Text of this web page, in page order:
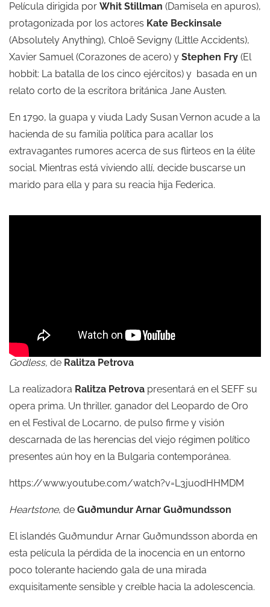
Película dirigida por Whit Stillman (Damisela en apuros),
protagonizada por los actores Kate Beckinsale
(Absolutely Anything), Chloë Sevigny (Little Accidents),
Xavier Samuel (Corazones de acero) y Stephen Fry (El
hobbit: La batalla de los cinco ejércitos) y basada en un
relato corto de la escritora británica Jane Austen.
En 1790, la guapa y viuda Lady Susan Vernon acude a la
hacienda de su familia política para acallar los
extravagantes rumores acerca de sus flirteos en la élite
social. Mientras está viviendo allí, decide buscarse un
marido para ella y para su reacia hija Federica.
Godless, de Ralitza Petrova
La realizadora Ralitza Petrova presentará en el SEFF su
opera prima. Un thriller, ganador del Leopardo de Oro
en el Festival de Locarno, de pulso firme y visión
descarnada de las herencias del viejo régimen político
presentes aún hoy en la Bulgaria contemporánea.
https://www.youtube.com/watch?v=L3juodHHMDM
Heartstone, de Guðmundur Arnar Guðmundsson
El islandés Guðmundur Arnar Guðmundsson aborda en
esta película la pérdida de la inocencia en un entorno
poco tolerante haciendo gala de una mirada
exquisitamente sensible y creíble hacia la adolescencia.